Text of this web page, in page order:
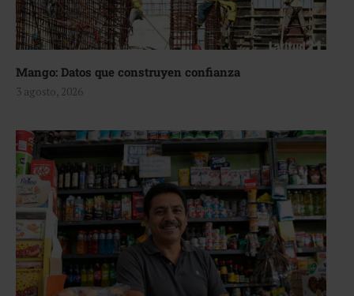
Mango: Datos que construyen confianza
3 agosto, 2026